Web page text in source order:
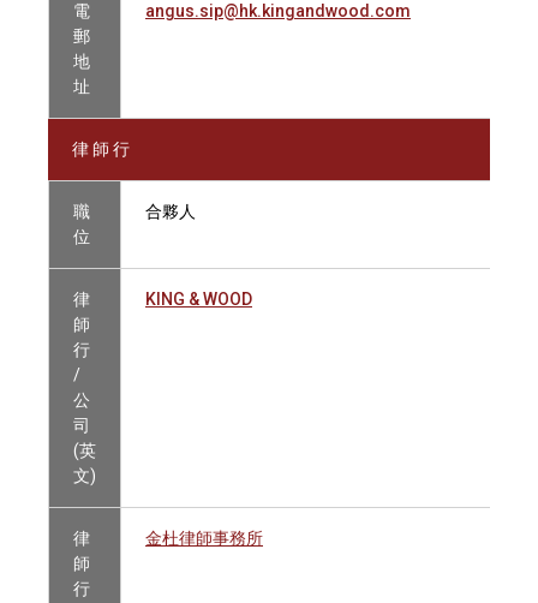
電
郵
地
址
angus.sip@hk.kingandwood.com
律 師 行
職
位
合夥人
律
師
行
/
公
司
(英
文)
KING & WOOD
律
師
行
金杜律師事務所